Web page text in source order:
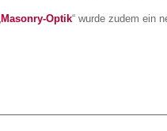
Masonry-Optik“ wurde zudem ein